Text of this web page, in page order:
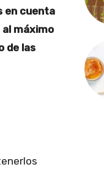
en cuenta
máximo
de las